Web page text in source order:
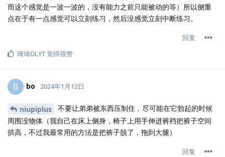
而这个感觉是一波一波的，没有能力之前只能被动的等）所以侧重
点在于有一点感觉可以立刻练习，然后没感觉立刻中断练习。
回复
琦琦DLYT觉得很赞
B bo 2024年1月12日
niupiplus
不要让弟弟被东西压制住，尽可能在它勃起的时候
周围没物体（我自己在床上侧身，椅子上用手伸进裤裆把裤子空间
拱高，不过我最常用的方法是把裤子脱了，拖到大腿）
回复